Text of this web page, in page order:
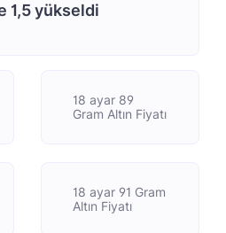
1,5 yükseldi
18 ayar 89
Gram Altın Fiyatı
18 ayar 91 Gram
Altın Fiyatı